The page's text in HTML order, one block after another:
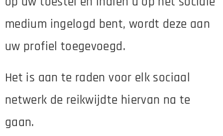
medium ingelogd bent, wordt deze aan
uw profiel toegevoegd.
Het is aan te raden voor elk sociaal
netwerk de reikwijdte hiervan na te
gaan.